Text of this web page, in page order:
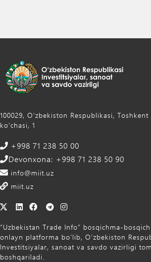
100029, Oʻzbekiston Respublikasi,
ko‘chasi, 1
+998 71 238 50 00
Devonxona: +998 71 238 50 90
info@miit.uz
miit.uz
“Uzbekistan Trade Info” bosqichma-
onlayn platforma bo‘lib, O‘zbekiston
Investitsiyalar, sanoat va savdo vazirligi
boshqariladi.